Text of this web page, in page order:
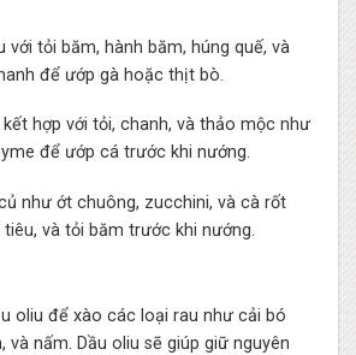
với tỏi băm, hành băm, húng quế, và
để ướp gà hoặc thịt bò.
kết hợp với tỏi, chanh, và thảo mộc như
để ướp cá trước khi nướng.
như ớt chuông, zucchini, và cà rốt
tiêu, và tỏi băm trước khi nướng.
oliu để xào các loại rau như cải bó
và nấm. Dầu oliu sẽ giúp giữ nguyên